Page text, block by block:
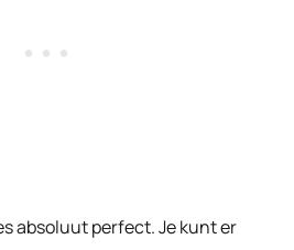
absoluut perfect. Je kunt er